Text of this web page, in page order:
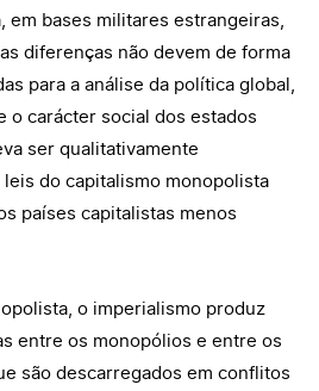
em bases militares estrangeiras,
diferenças não devem de forma
para a análise da política global,
o carácter social dos estados
ser qualitativamente
do capitalismo monopolista
países capitalistas menos
o imperialismo produz
entre os monopólios e entre os
são descarregados em conflitos